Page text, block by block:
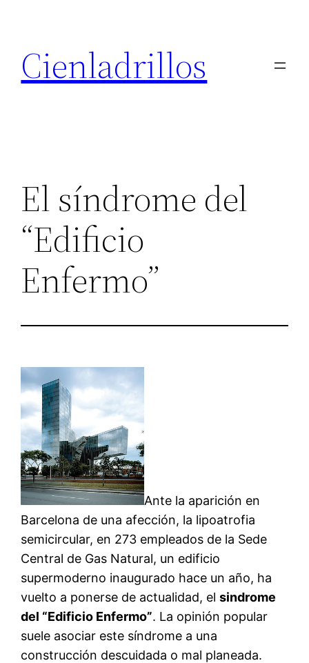
contenido
Cienladrillos
El síndrome del
“Edificio
Enfermo”
Ante la aparición en
Barcelona de una afección, la lipoatrofia
semicircular, en 273 empleados de la Sede
Central de Gas Natural, un edificio
supermoderno inaugurado hace un año, ha
vuelto a ponerse de actualidad, elsindrome
del “Edificio Enfermo”. La opinión popular
suele asociar este síndrome a una
construcción descuidada o mal planeada.